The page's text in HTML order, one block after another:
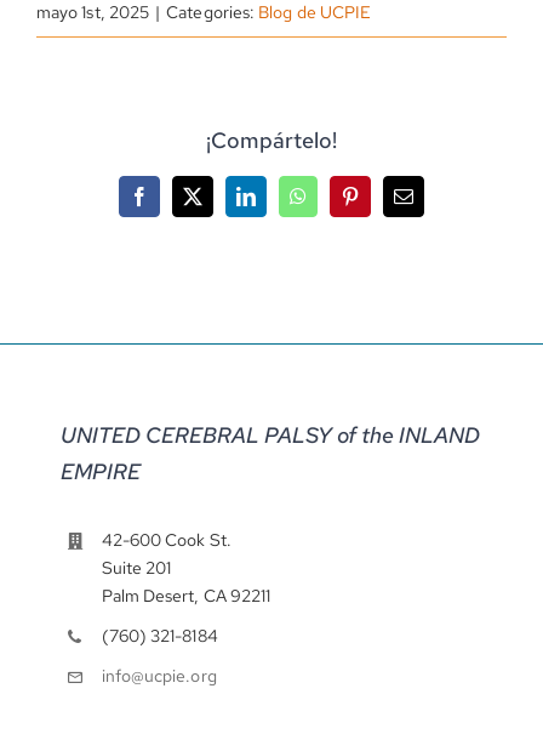
mayo 1st, 2025 | Categories: Blog de UCPIE
¡Compártelo!
Facebook
X LinkedInWhatsAppPinterestCorreo
electrónico
UNITED CEREBRAL PALSY of the INLAND
EMPIRE
42-600 Cook St.
Suite 201
Palm Desert, CA 92211
(760) 321-8184
info@ucpie.org